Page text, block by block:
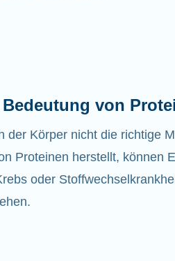
Bedeutung von
der Körper nicht die richtige
Proteinen herstellt, können
oder